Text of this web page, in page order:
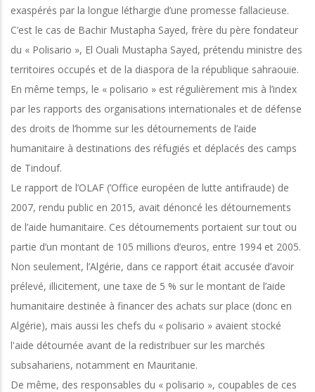
exaspérés par la longue léthargie d’une promesse fallacieuse.
C’est le cas de Bachir Mustapha Sayed, frère du père fondateur
du « Polisario », El Ouali Mustapha Sayed, prétendu ministre des
territoires occupés et de la diaspora de la république sahraouie.
En même temps, le « polisario » est régulièrement mis à l’index
par les rapports des organisations internationales et de défense
des droits de l’homme sur les détournements de l’aide
humanitaire à destinations des réfugiés et déplacés des camps
de Tindouf.
Le rapport de l’OLAF (’Office européen de lutte antifraude) de
2007, rendu public en 2015, avait dénoncé les détournements
de l’aide humanitaire. Ces détournements portaient sur tout ou
partie d’un montant de 105 millions d’euros, entre 1994 et 2005.
Non seulement, l’Algérie, dans ce rapport était accusée d’avoir
prélevé, illicitement, une taxe de 5 % sur le montant de l’aide
humanitaire destinée à financer des achats sur place (donc en
Algérie), mais aussi les chefs du « polisario » avaient stocké
l'aide détournée avant de la redistribuer sur les marchés
subsahariens, notamment en Mauritanie.
De même, des responsables du « polisario », coupables de ces